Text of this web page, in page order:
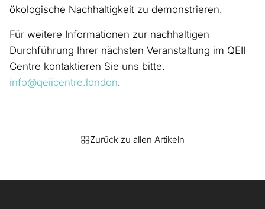
ökologische Nachhaltigkeit zu demonstrieren.
Für weitere Informationen zur nachhaltigen
Durchführung Ihrer nächsten Veranstaltung im QEII
Centre kontaktieren Sie uns bitte.
info@qeiicentre.london.
Zurück zu allen Artikeln